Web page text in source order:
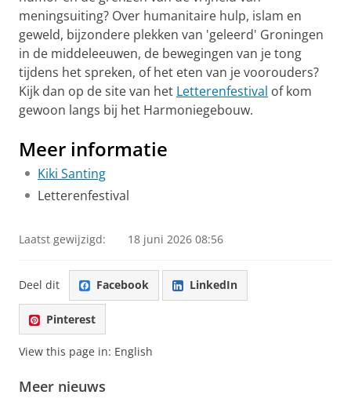
meningsuiting? Over humanitaire hulp, islam en
geweld, bijzondere plekken van 'geleerd' Groningen
in de middeleeuwen, de bewegingen van je tong
tijdens het spreken, of het eten van je voorouders?
Kijk dan op de site van het Letterenfestival of kom
gewoon langs bij het Harmoniegebouw.
Meer informatie
Kiki Santing
Letterenfestival
Laatst gewijzigd: 18 juni 2026 08:56
Deel dit Facebook LinkedIn
Pinterest
View this page in: English
Meer nieuws